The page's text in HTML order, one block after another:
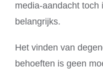
media-aandacht toch
belangrijks.
Het vinden van
behoeften is geen